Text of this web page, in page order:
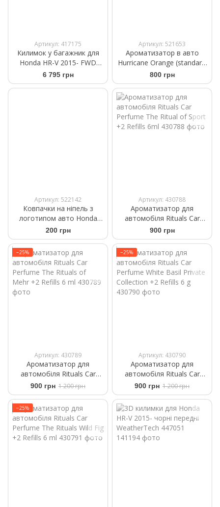
Артикул: 417175
Килимок у багажник для
Honda HR-V 2015- FWD
чорний WeatherTech 40808
6 795 грн
Артикул: 521653
Ароматизатор в авто
Hurricane Orange (standart)
Аромасаше на дефлектор
800 грн
Артикул: 522142
Ковпачки на ніпель з
логотипом авто Honda
чорного кольору
200 грн
Артикул: 430788
Ароматизатор для
автомобіля Rituals Car
Perfume The Ritual of Sport
+2 Refills 6ml
900 грн
−25%
Артикул: 430789
Ароматизатор для
автомобіля Rituals ​Car
Perfume The Rituals of
Mehr +2 Refills 6 ml
900 грн 1 200 грн
−25%
Артикул: 430790
Ароматизатор для
автомобіля Rituals ​Car
Perfume ​White Basil Private
Collection +2 Refills 6 g
900 грн 1 200 грн
−25%